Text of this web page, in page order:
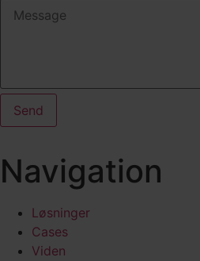
Send
Navigation
Løsninger
Cases
Viden